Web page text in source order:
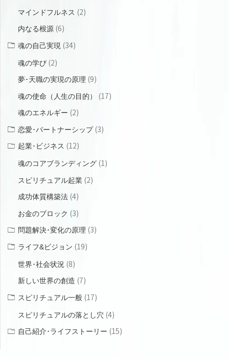
マインドフルネス (2)
内なる根源 (6)
魂の自己実現 (34)
魂の学び (2)
夢･天職の実現の原理 (9)
魂の使命（人生の目的） (17)
魂のエネルギー (2)
恋愛･パートナーシップ(3)
起業･ビジネス (12)
魂のコアブランディング (1)
スピリチュアル起業 (2)
成功体質構築法 (4)
お金のブロック (3)
問題解決･変化の原理 (3)
ライフ&ビジョン (19)
世界･社会状況 (8)
新しい世界の創造 (7)
スピリチュアル一般 (17)
スピリチュアルの落とし穴 (4)
自己紹介･ライフストーリー (15)